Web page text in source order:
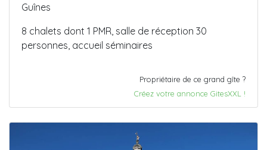
Guînes
8 chalets dont 1 PMR, salle de réception 30
personnes, accueil séminaires
Propriétaire de ce grand gîte ?
Créez votre annonce GitesXXL !